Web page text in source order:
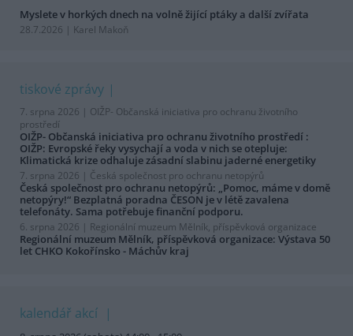
Myslete v horkých dnech na volně žijící ptáky a další zvířata
28.7.2026 | Karel Makoň
tiskové zprávy
7. srpna 2026 | OIŽP- Občanská iniciativa pro ochranu životního
prostředí
OIŽP- Občanská iniciativa pro ochranu životního prostředí :
OIŽP: Evropské řeky vysychají a voda v nich se otepluje:
Klimatická krize odhaluje zásadní slabinu jaderné energetiky
7. srpna 2026 | Česká společnost pro ochranu netopýrů
Česká společnost pro ochranu netopýrů: „Pomoc, máme v domě
netopýry!“ Bezplatná poradna ČESON je v létě zavalena
telefonáty. Sama potřebuje finanční podporu.
6. srpna 2026 | Regionální muzeum Mělník, příspěvková organizace
Regionální muzeum Mělník, příspěvková organizace: Výstava 50
let CHKO Kokořínsko - Máchův kraj
kalendář akcí